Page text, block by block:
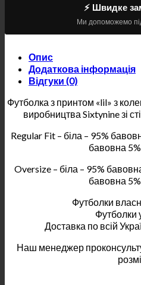
⚡ Швидке
Ми допоможемо
Опис
Додаткова інформація
Відгуки (0)
Футболка з принтом «lil» з
виробництва Sixtynine зі
Regular Fit – біла – 95%
бавовна
Oversize – біла – 95%
бавовна
Футболки
Футболки
Доставка по всій
Наш менеджер